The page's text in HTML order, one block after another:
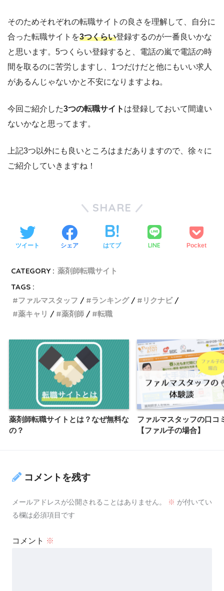
そのためそれぞれの転職サイトの良さを理解して、自分に
合った転職サイトを3つくらい登録するのが一番良いかな
と思います。5つくらい登録すると、電話の嵐で電話の時
間を取るのに苦労しますし、1つだけだと他にもいい求人
があるんじゃないかと不安になりますよね。
今回ご紹介した3つの転職サイト は登録しておいて間違い
ないかなと思ってます。
上記3つ以外にも良いところはまだありますので、徐々に
ご紹介していきますね！
SHARE
ツイート シェア はてブ LINE Pocket
CATEGORY : 薬剤師転職サイト
TAGS :
ファルマスタッフ
ランキング
リクナビ
薬キャリ
薬剤師 転職
薬剤師転職サイトとは？なぜ無料な
の？
ファルマスタッフの口コ
【ファル子の場合】
コメントを残す
メールアドレスが公開されることはありません。 ※ が付いてい
る欄は必須項目です
コメント ※